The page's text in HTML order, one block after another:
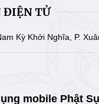
ĐIỆN TỬ
Kỳ Khởi Nghĩa, P.
mobile Phật